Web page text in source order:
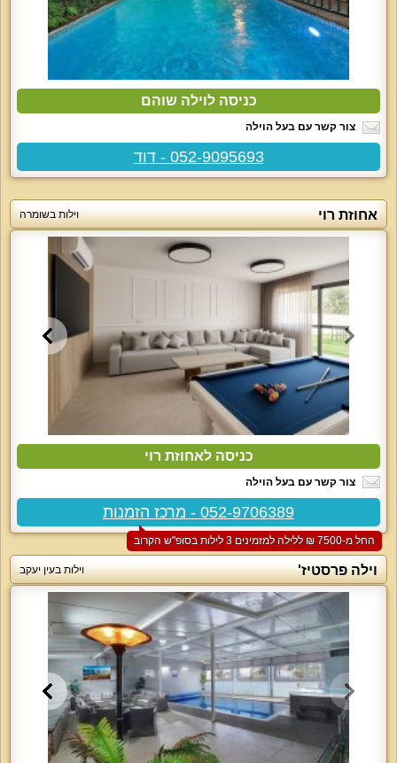
כניסה לוילה שוהם
צור קשר עם בעל הוילה
052-9095693 - דוד
אחוזת רוי וילות בשומרה
כניסה לאחוזת רוי
צור קשר עם בעל הוילה
052-9706389 - מרכז הזמנות
החל מ-‏7500 ₪ ללילה למזמינים 3 לילות בסופ"ש הקרוב
וילה פרסטיז' וילות בעין יעקב